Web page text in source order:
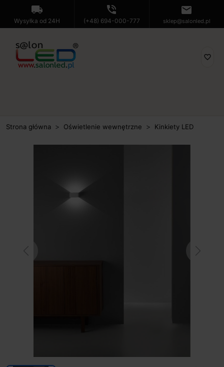
local_shipping
Wysyłka od 24H
phone_in_talk
(+48) 694-000-777
mail
sklep@salonled.pl
favorite_border
Strona główna Oświetlenie wewnętrzne Kinkiety LED